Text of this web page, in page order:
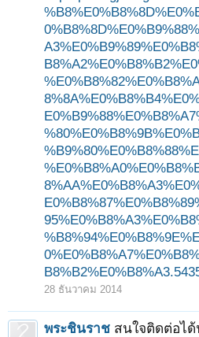
28 ธันวาคม 2014
พระชินราช สนใจติดต่อได้